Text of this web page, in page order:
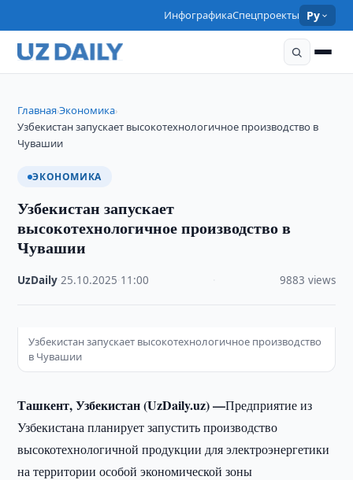
ИнфографикаСпецпроекты Ру
Главная›Экономика›
Узбекистан запускает высокотехнологичное производство в
Чувашии
ЭКОНОМИКА
Узбекистан запускает
высокотехнологичное производство в
Чувашии
UzDaily ·25.10.2025 11:00 9883 views
Узбекистан запускает высокотехнологичное производство
в Чувашии
Ташкент, Узбекистан (UzDaily.uz) —Предприятие из
Узбекистана планирует запустить производство
высокотехнологичной продукции для электроэнергетики
на территории особой экономической зоны